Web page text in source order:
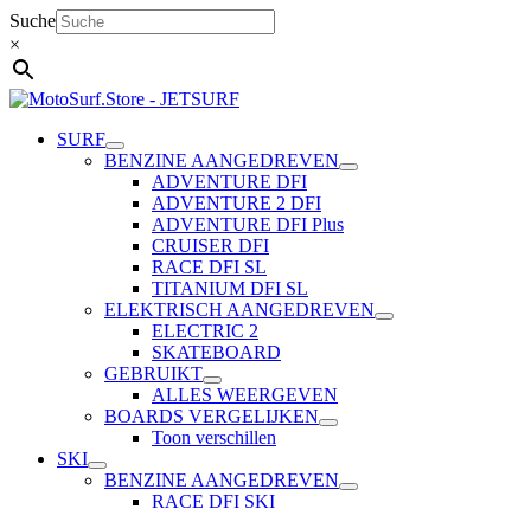
Ga
naar
de
inhoud
Suche
×
SURF
BENZINE AANGEDREVEN
ADVENTURE DFI
ADVENTURE 2 DFI
ADVENTURE DFI Plus
CRUISER DFI
RACE DFI SL
TITANIUM DFI SL
ELEKTRISCH AANGEDREVEN
ELECTRIC 2
SKATEBOARD
GEBRUIKT
ALLES WEERGEVEN
BOARDS VERGELIJKEN
Toon verschillen
SKI
BENZINE AANGEDREVEN
RACE DFI SKI